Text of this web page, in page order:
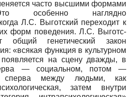
часто высшими формами
особенно наглядно
Л.С. Выготский переходит к
форм поведения. Л.С. Выготс­
общий генетический закон
«всякая функция в культурном
появляется на сцену дважды, в
— социальном, потом —
сперва между людьми, как
затем внутри